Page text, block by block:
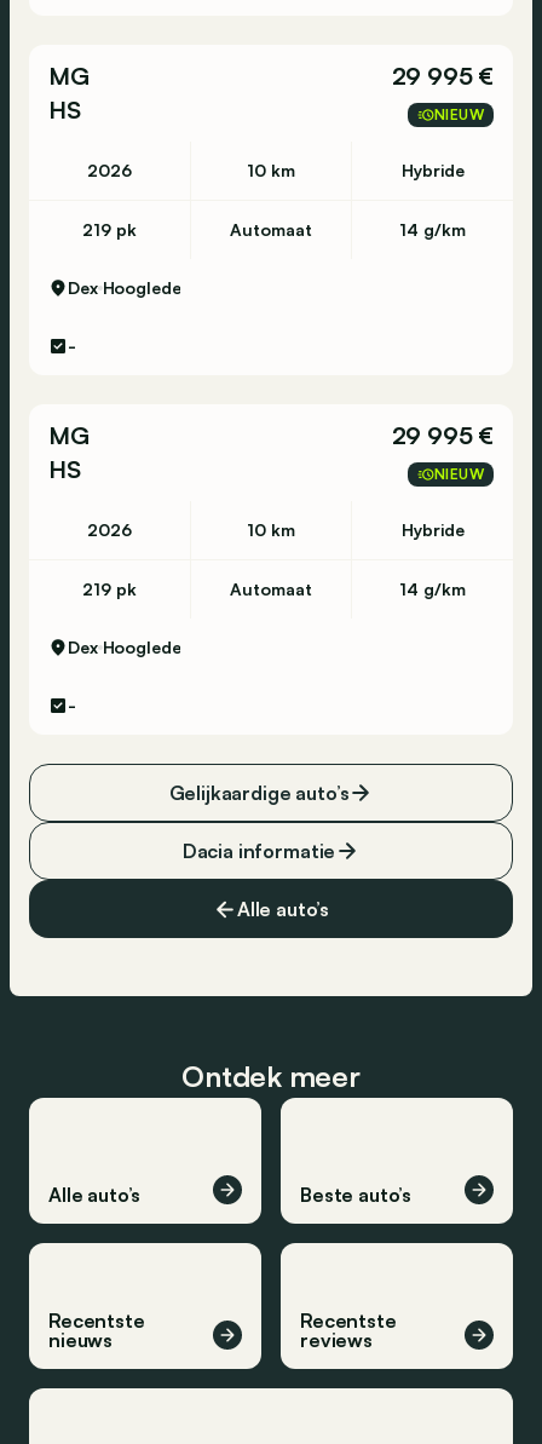
MG
HS
29 995 €
NIEUW
2026 10 km Hybride
219 pk Automaat 14 g/km
Dex Hooglede
-
MG
HS
29 995 €
NIEUW
2026 10 km Hybride
219 pk Automaat 14 g/km
Dex Hooglede
-
Alle auto’s
Dacia informatie
Gelijkaardige auto’s
Ontdek meer
Alle auto’s Beste auto’s
Recentste
nieuws
Recentste
reviews